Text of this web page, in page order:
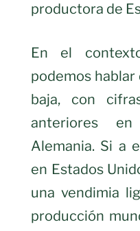
productora de
En el
podemos hablar
baja, con
anteriores
Alemania. Si a
en Estados
una vendimia
producción